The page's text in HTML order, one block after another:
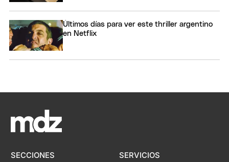
Últimos días para ver este thriller argentino
en Netflix
SECCIONES SERVICIOS